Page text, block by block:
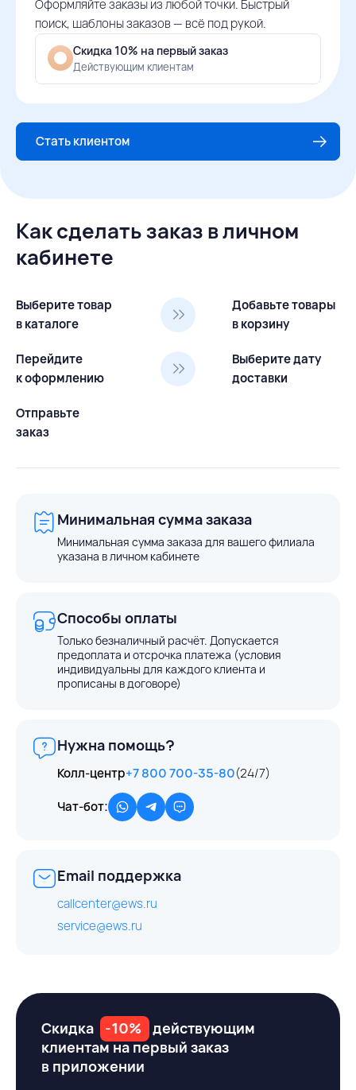
Оформляйте заказы из любой точки. Быстрый
поиск, шаблоны заказов — всё под рукой.
Скидка 10% на первый заказ
Действующим клиентам
Стать клиентом
Как сделать заказ в личном
кабинете
Выберите товар
в каталоге
Добавьте товары
в корзину
Перейдите
к оформлению
Выберите дату
доставки
Отправьте
заказ
Минимальная сумма заказа
Минимальная сумма заказа для вашего филиала
указана в личном кабинете
Способы оплаты
Только безналичный расчёт. Допускается
предоплата и отсрочка платежа (условия
индивидуальны для каждого клиента и
прописаны в договоре)
Нужна помощь?
Колл-центр+7 800 700-35-80(24/7)
Чат-бот:
Email поддержка
callcenter@ews.ru
service@ews.ru
Скидка -10%
действующим
клиентам на первый заказ
в приложении